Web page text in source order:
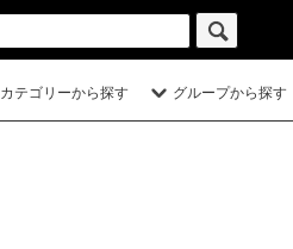
カテゴリーから探す グループから探す